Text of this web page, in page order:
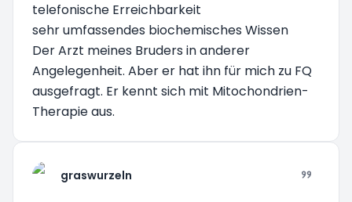
telefonische Erreichbarkeit
sehr umfassendes biochemisches Wissen
Der Arzt meines Bruders in anderer
Angelegenheit. Aber er hat ihn für mich zu FQ
ausgefragt. Er kennt sich mit Mitochondrien-
Therapie aus.
graswurzeln